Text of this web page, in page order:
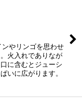
やリンゴを思わせ
火入れでありなが
に含むとジューシ
いに広がります。